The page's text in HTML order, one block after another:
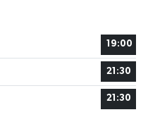
19:00
21:30
21:30